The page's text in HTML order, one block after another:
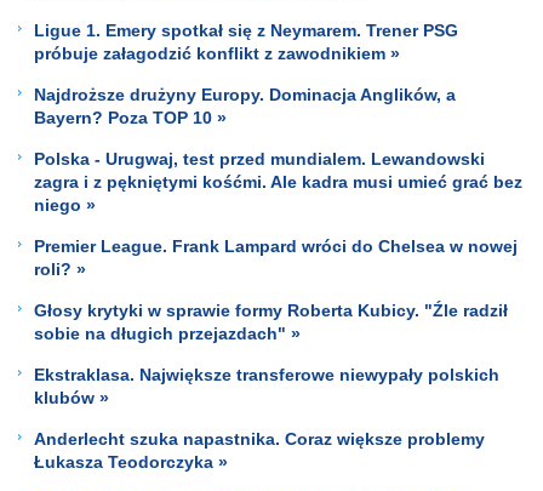
Ligue 1. Emery spotkał się z Neymarem. Trener PSG
próbuje załagodzić konflikt z zawodnikiem »
Najdroższe drużyny Europy. Dominacja Anglików, a
Bayern? Poza TOP 10 »
Polska - Urugwaj, test przed mundialem. Lewandowski
zagra i z pękniętymi kośćmi. Ale kadra musi umieć grać bez
niego »
Premier League. Frank Lampard wróci do Chelsea w nowej
roli? »
Głosy krytyki w sprawie formy Roberta Kubicy. "Źle radził
sobie na długich przejazdach" »
Ekstraklasa. Największe transferowe niewypały polskich
klubów »
Anderlecht szuka napastnika. Coraz większe problemy
Łukasza Teodorczyka »